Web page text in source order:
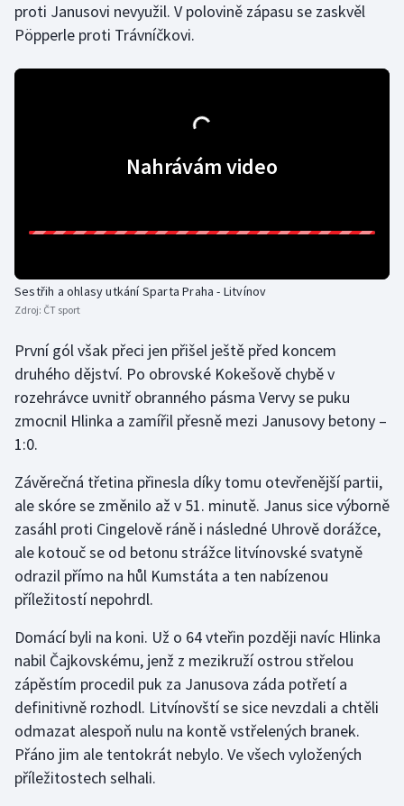
Olympijské hry
Parasport
Plážový volejbal
Rychlostní kanoistika
Sportovní střelba
Stolní tenis
Veslování
Vodní slalom
Volejbal
Ostatní
proti Janusovi nevyužil. V polovině zápasu se zaskvěl
Pöpperle proti Trávníčkovi.
Nahrávám video
Sestřih a ohlasy utkání Sparta Praha - Litvínov
Zdroj: ČT sport
První gól však přeci jen přišel ještě před koncem
druhého dějství. Po obrovské Kokešově chybě v
rozehrávce uvnitř obranného pásma Vervy se puku
zmocnil Hlinka a zamířil přesně mezi Janusovy betony –
1:0.
Závěrečná třetina přinesla díky tomu otevřenější partii,
ale skóre se změnilo až v 51. minutě. Janus sice výborně
zasáhl proti Cingelově ráně i následné Uhrově dorážce,
ale kotouč se od betonu strážce litvínovské svatyně
odrazil přímo na hůl Kumstáta a ten nabízenou
příležitostí nepohrdl.
Domácí byli na koni. Už o 64 vteřin později navíc Hlinka
nabil Čajkovskému, jenž z mezikruží ostrou střelou
zápěstím procedil puk za Janusova záda potřetí a
definitivně rozhodl. Litvínovští se sice nevzdali a chtěli
odmazat alespoň nulu na kontě vstřelených branek.
Přáno jim ale tentokrát nebylo. Ve všech vyložených
příležitostech selhali.